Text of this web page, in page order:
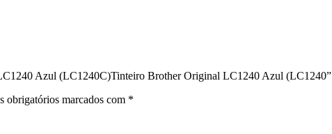
Azul (LC1240C)Tinteiro Brother Original LC1240 Azul (LC1240”
obrigatórios marcados com *